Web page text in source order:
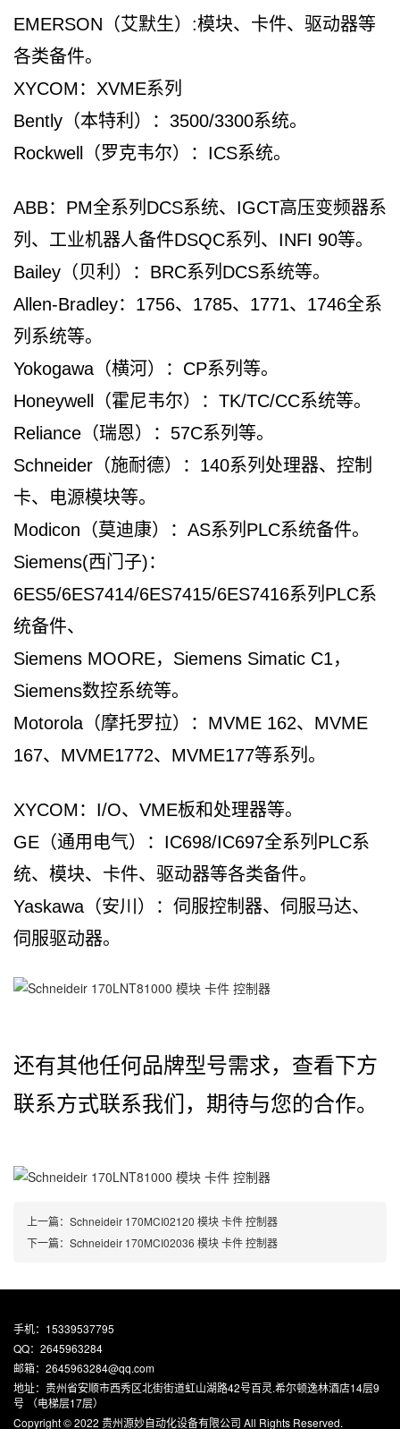
EMERSON（艾默生）:模块、卡件、驱动器等
各类备件。
XYCOM：XVME系列
Bently（本特利）：3500/3300系统。
Rockwell（罗克韦尔）：ICS系统。
ABB：PM全系列DCS系统、IGCT高压变频器系
列、工业机器人备件DSQC系列、INFI 90等。
Bailey（贝利）：BRC系列DCS系统等。
Allen-Bradley：1756、1785、1771、1746全系
列系统等。
Yokogawa（横河）：CP系列等。
Honeywell（霍尼韦尔）：TK/TC/CC系统等。
Reliance（瑞恩）：57C系列等。
Schneider（施耐德）：140系列处理器、控制
卡、电源模块等。
Modicon（莫迪康）：AS系列PLC系统备件。
Siemens(西门子)：
6ES5/6ES7414/6ES7415/6ES7416系列PLC系
统备件、
Siemens MOORE，Siemens Simatic C1，
Siemens数控系统等。
Motorola（摩托罗拉）：MVME 162、MVME
167、MVME1772、MVME177等系列。
XYCOM：I/O、VME板和处理器等。
GE（通用电气）：IC698/IC697全系列PLC系
统、模块、卡件、驱动器等各类备件。
Yaskawa（安川）：伺服控制器、伺服马达、
伺服驱动器。
还有其他任何品牌型号需求，查看下方
联系方式联系我们，期待与您的合作。
上一篇： Schneideir 170MCI02120 模块 卡件 控制器
下一篇： Schneideir 170MCI02036 模块 卡件 控制器
手机：15339537795
QQ：2645963284
邮箱：2645963284@qq.com
地址：贵州省安顺市西秀区北街街道虹山湖路42号百灵.希尔顿逸林酒店14层9
号 （电梯层17层）
Copyright © 2022 贵州源妙自动化设备有限公司 All Rights Reserved.